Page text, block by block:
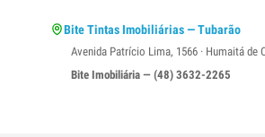
Bite Tintas Imobiliárias — Tubarão
Avenida Patrício Lima, 1566 · Humaitá de
Bite Imobiliária — (48) 3632-2265